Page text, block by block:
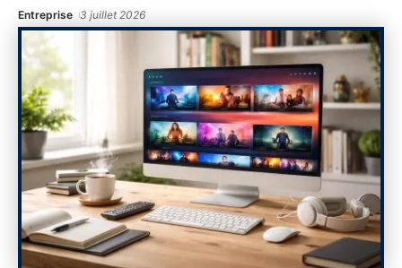
Entreprise 3 juillet 2026